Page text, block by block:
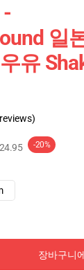
일
유
-20%
장바구니